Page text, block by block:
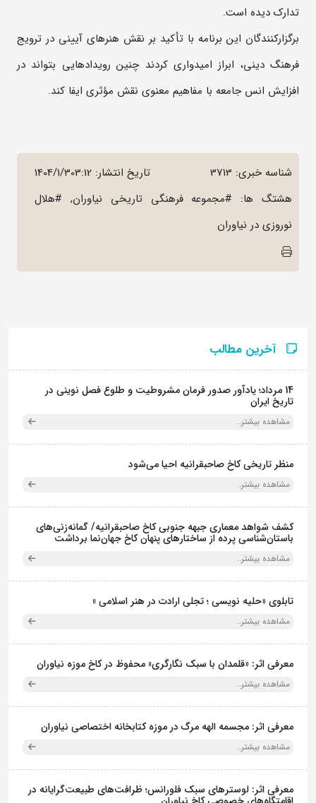
تدارک دیده است.
برگزارکنندگان این برنامه با تأکید بر نقش هنرهای آیینی در ترویج
فرهنگ دینی، ابراز امیدواری کردند چنین رویدادهایی بتواند در
افزایش انس جامعه با مفاهیم معنوی نقش مؤثری ایفا کند.
شناسه خبری: 3713 تاریخ انتشار: 1404/1/303:12
هشتگ ها: #مجموعه فرهنگی تاریخی نیاوران, #هلال
نوروزی در نیاوران
آخرین مطالب
14 مرداد؛ یادآور صدور فرمان مشروطیت و طلوع فصل نوینی در
تاریخ ایران
مشاهده بیشتر..
منظر تاریخی کاخ صاحبقرانیه احیا می‌شود
مشاهده بیشتر..
کشف شواهد معماری جبهه جنوبی کاخ صاحبقرانیه/ گمانه‌زنی‌های
باستان‌شناسی پرده از ساختارهای پنهان کاخ جهان‌نما برداشت
مشاهده بیشتر..
تابلوی «حلیه نویسی ؛ تجلی ارادت در هنر اسلامی »
مشاهده بیشتر..
معرفی اثر: «قلمدان با سبک نگارگری» محفوظ در کاخ موزه نیاوران
مشاهده بیشتر..
معرفی اثر: مجسمه الهه مرگ در موزه کتابخانه اختصاصی نیاوران
مشاهده بیشتر..
معرفی اثر: لوسترهای سبک فلورانس؛ ظرافت‌های طبیعت‌گرایانه در